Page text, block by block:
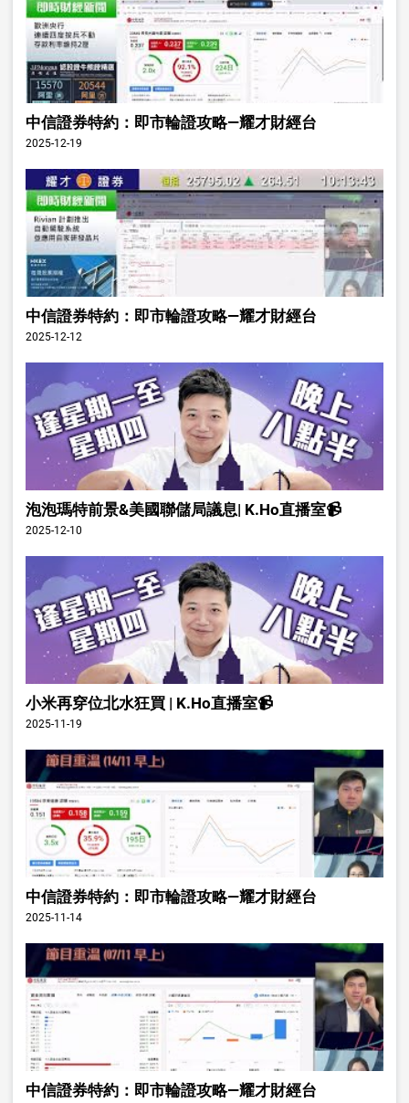
中信證券特約：即市輪證攻略—耀才財經台
2025-12-19
中信證券特約：即市輪證攻略—耀才財經台
2025-12-12
泡泡瑪特前景&美國聯儲局議息| K.Ho直播室📹
2025-12-10
小米再穿位北水狂買 | K.Ho直播室📹
2025-11-19
中信證券特約：即市輪證攻略—耀才財經台
2025-11-14
中信證券特約：即市輪證攻略—耀才財經台